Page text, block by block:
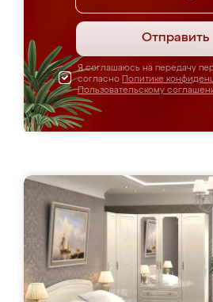
Отправить
Я соглашаюсь на передачу
согласно Политике
Пользовательскому